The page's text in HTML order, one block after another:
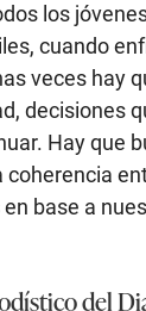
los
cuando
veces hay
decisiones
Hay que
coherencia
base a
del